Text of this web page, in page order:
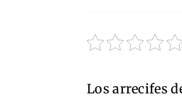
Los arrecifes